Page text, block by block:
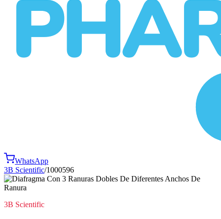
WhatsApp
3B Scientific/1000596
3B Scientific